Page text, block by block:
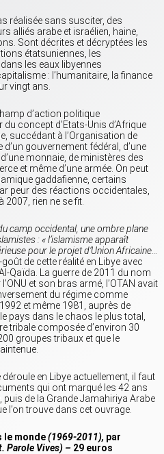
réalisée sans susciter, des
alliés arabe et israélien, haine,
Sont décrites et décryptées les
étatsuniennes, les
les eaux libyennes
: l’humanitaire, la finance
vingt ans.
d’action politique
concept d’Etats-Unis d’Afrique
succédant à l’Organisation de
gouvernement fédéral, d’une
monnaie, de ministères des
et même d’une armée. On peut
gaddafienne, certains
peur des réactions occidentales,
2007, rien ne se fit.
camp occidental, une ombre plane
:« l’islamisme apparaît
pour le projet d’Union Africaine…
de cette réalité en Libye avec
Qaïda. La guerre de 2011 du nom
et son bras armé, l’OTAN avait
du régime comme
et même 1981, auprès de
pays dans le chaos le plus total,
tribale composée d’environ 30
groupes tribaux et que le
en Libye actuellement, il faut
qui ont marqué les 42 ans
puis de la Grande Jamahiriya Arabe
l’on trouve dans cet ouvrage.
le monde(1969-2011), par
Parole Vives) – 29 euros